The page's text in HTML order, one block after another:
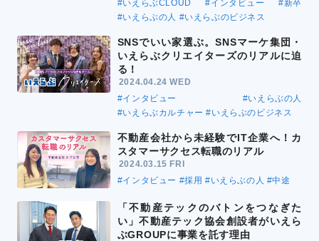
#いえらぶCLOUD #インタビュー
#新卒
#いえらぶの人 #いえらぶのビジネス
SNSでいい家選ぶ。SNSマーケ集団・
いえらぶクリエイターズのリアルに迫
る！
2024.04.24 WED
#インタビュー
#いえらぶの人
#いえらぶカルチャー #いえらぶのビジネス
不動産会社から未経験でIT企業へ！カ
スタマーサクセス転職のリアル
2024.03.15 FRI
#インタビュー #採用 #いえらぶの人 #中途
「不動産テックのバトンをつなぎた
い」不動産テック協会創設者がいえら
ぶGROUPに事業を託す理由